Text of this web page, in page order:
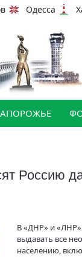
Одесса
Россию
В «ДНР» и «ЛНР»
выдавать все
населению,